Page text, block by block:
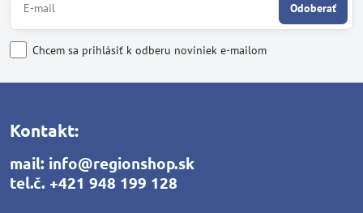
Odoberať
Chcem sa prihlásiť k odberu noviniek e-mailom
Kontakt:
mail: info@regionshop.sk
tel.č. +421 948 199 128